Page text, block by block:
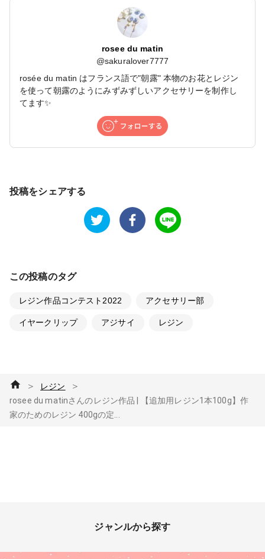
rosee du matin
@sakuralover7777
rosée du matin はフランス語で"朝露" 本物のお花とレジン
を使って朝露のようにみずみずしいアクセサリーを制作し
てます✨
投稿をシェアする
この投稿のタグ
レジン作品コンテスト2022 アクセサリー部
イヤークリップ アジサイ レジン
＞ レジン ＞
rosee du matinさんのレジン作品 | 【追加用レジン1本100g】作
家のためのレジン 400gの定...
ジャンルから探す